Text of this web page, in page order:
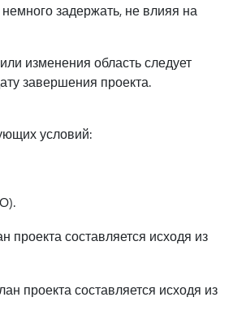
задержать, не влияя на
изменения область следует
завершения проекта.
условий:
составляется исходя из
проекта составляется исходя из